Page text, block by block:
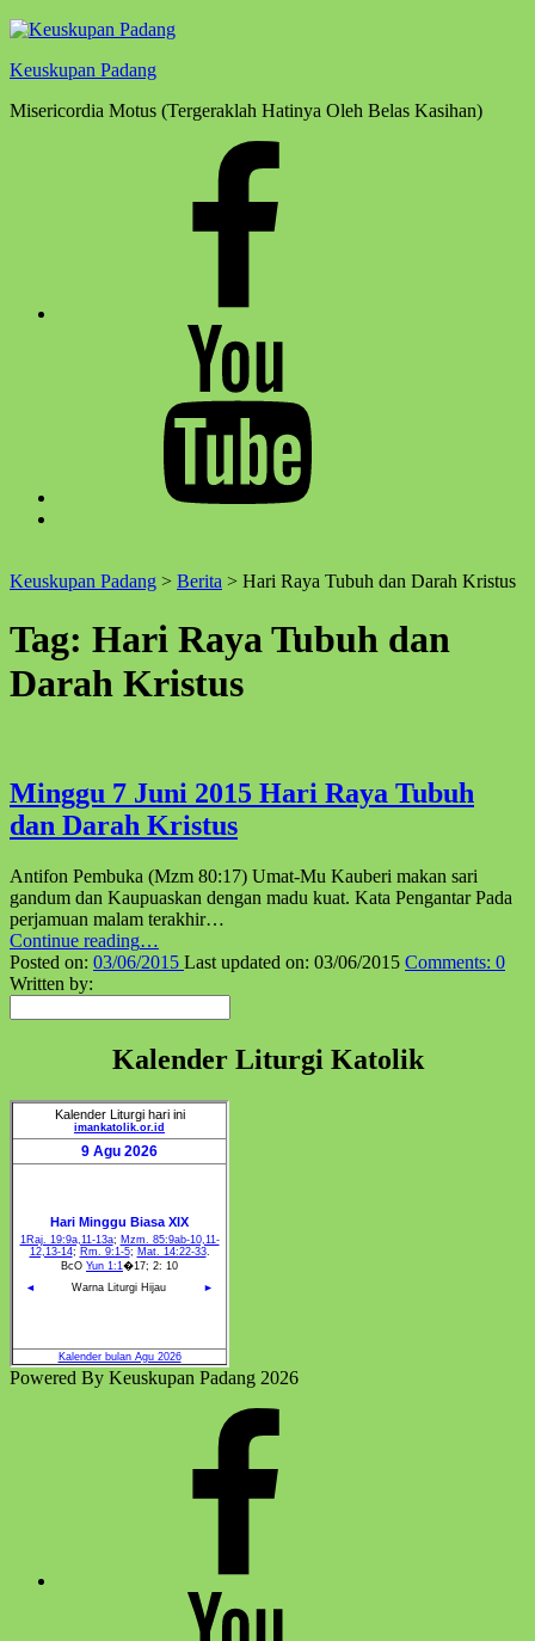
Keuskupan Padang
Misericordia Motus (Tergeraklah Hatinya Oleh Belas Kasihan)
↑
Keuskupan Padang > Berita > Hari Raya Tubuh dan Darah Kristus
Tag: Hari Raya Tubuh dan
Darah Kristus
Minggu 7 Juni 2015 Hari Raya Tubuh
dan Darah Kristus
Antifon Pembuka (Mzm 80:17) Umat-Mu Kauberi makan sari
gandum dan Kaupuaskan dengan madu kuat. Kata Pengantar Pada
perjamuan malam terakhir…
Continue reading“Minggu
7
Hari
Raya
Tubuh
Darah
Kristus”
…
Posted on: 03/06/2015 Last updated on: 03/06/2015 Comments: 0
Written by:
Kalender Liturgi Katolik
Powered By Keuskupan Padang 2026